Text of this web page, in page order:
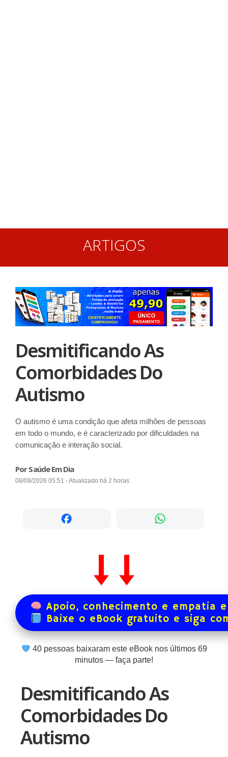
ARTIGOS
Desmitificando As
Comorbidades Do
Autismo
O autismo é uma condição que afeta milhões de pessoas
em todo o mundo, e é caracterizado por dificuldades na
comunicação e interação social.
Por Saúde Em Dia
08/08/2026 05:51 - Atualizado há 2 horas
Apoio, conhecimento e empatia
Baixe o eBook gratuito e siga
40pessoas baixaram este eBook nos últimos 69
minutos — faça parte!
Desmitificando As
Comorbidades Do
Autismo